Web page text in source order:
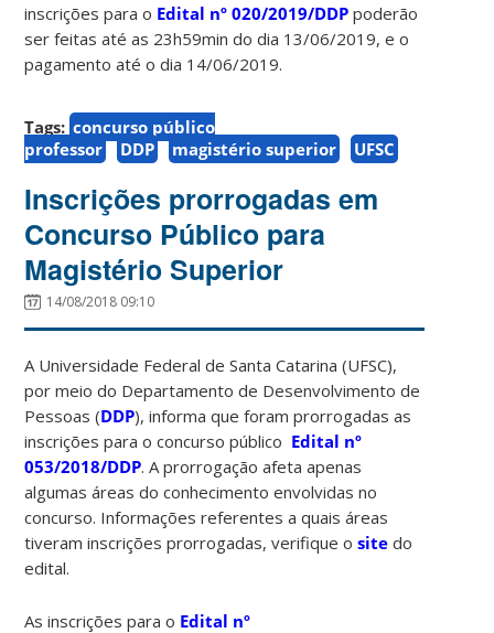
inscrições para o Edital nº 020/2019/DDP poderão
ser feitas até as 23h59min do dia 13/06/2019, e o
pagamento até o dia 14/06/2019.
Tags: concurso público
professor
DDP magistério superior UFSC
Inscrições prorrogadas em
Concurso Público para
Magistério Superior
14/08/2018 09:10
A Universidade Federal de Santa Catarina (UFSC),
por meio do Departamento de Desenvolvimento de
Pessoas (DDP), informa que foram prorrogadas as
inscrições para o concurso público Edital nº
053/2018/DDP. A prorrogação afeta apenas
algumas áreas do conhecimento envolvidas no
concurso. Informações referentes a quais áreas
tiveram inscrições prorrogadas, verifique osite do
edital.
As inscrições para o Edital nº